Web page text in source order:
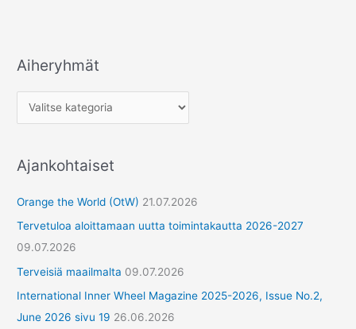
Aiheryhmät
Ajankohtaiset
Orange the World (OtW) 21.07.2026
Tervetuloa aloittamaan uutta toimintakautta 2026-2027
09.07.2026
Terveisiä maailmalta 09.07.2026
International Inner Wheel Magazine 2025-2026, Issue No.2,
June 2026 sivu 19 26.06.2026